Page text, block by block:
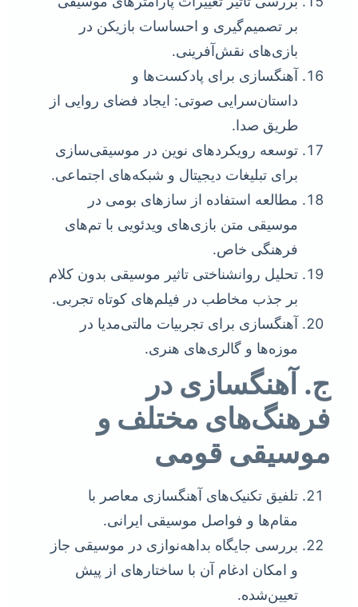
بر تصمیم‌گیری و احساسات بازیکن در
بازی‌های نقش‌آفرینی.
آهنگسازی برای پادکست‌ها و
داستان‌سرایی صوتی: ایجاد فضای روایی از
طریق صدا.
توسعه رویکردهای نوین در موسیقی‌سازی
برای تبلیغات دیجیتال و شبکه‌های اجتماعی.
مطالعه استفاده از سازهای بومی در
موسیقی متن بازی‌های ویدئویی با تم‌های
فرهنگی خاص.
تحلیل روانشناختی تاثیر موسیقی بدون کلام
بر جذب مخاطب در فیلم‌های کوتاه تجربی.
آهنگسازی برای تجربیات مالتی‌مدیا در
موزه‌ها و گالری‌های هنری.
ج. آهنگسازی در
فرهنگ‌های مختلف و
موسیقی قومی
تلفیق تکنیک‌های آهنگسازی معاصر با
مقام‌ها و فواصل موسیقی ایرانی.
بررسی جایگاه بداهه‌نوازی در موسیقی جاز
و امکان ادغام آن با ساختارهای از پیش
تعیین‌شده.